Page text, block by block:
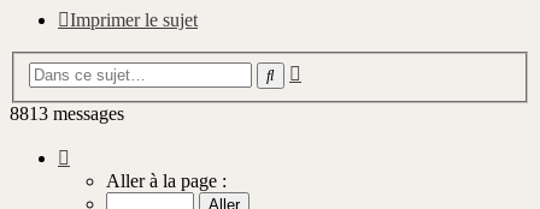
Imprimer le sujet
Rechercher
8813 messages
148
sur
Aller à la page :